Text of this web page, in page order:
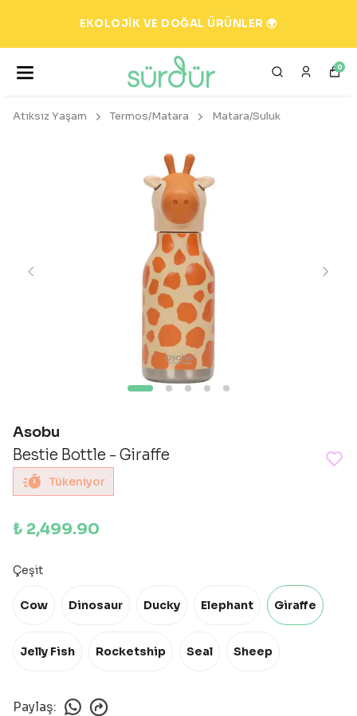
EKOLOJİK VE DOĞAL ÜRÜNLER 🌍
0
Atıksız Yaşam Termos/Matara Matara/Suluk
Asobu
Bestie Bottle - Giraffe
Tükeniyor
₺ 2,499.90
Çeşit
Cow Dinosaur Ducky Elephant Giraffe
Jelly Fish Rocketship Seal Sheep
Paylaş: